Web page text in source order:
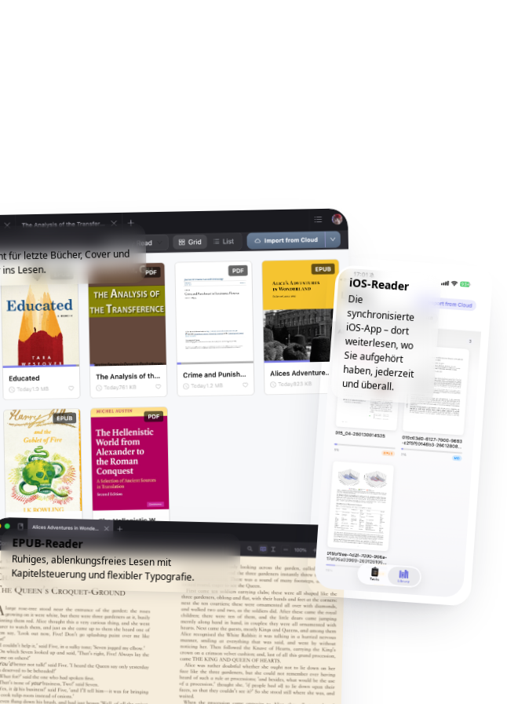
für letzte Bücher, Cover und
Lesen.
EPUB-Reader
Ruhiges, ablenkungsfreies Lesen mit
Kapitelsteuerung und flexibler Typografie.
iOS-Reader
Die
synchronisierte
iOS-App – dort
weiterlesen, wo
Sie aufgehört
haben, jederzeit
und überall.